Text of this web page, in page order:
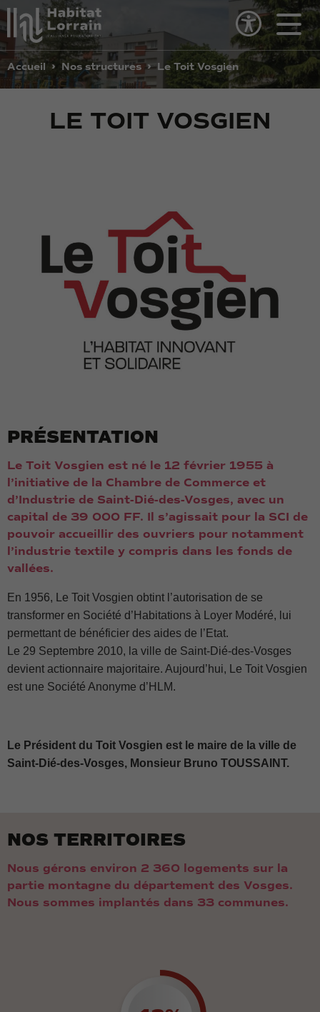
Contenu
principal
Accueil › Nos structures › Le Toit Vosgien
LE TOIT VOSGIEN
PRÉSENTATION
Le Toit Vosgien est né le 12 février 1955 à
l’initiative de la Chambre de Commerce et
d’Industrie de Saint-Dié-des-Vosges, avec un
capital de 39 000 FF. Il s’agissait pour la SCI de
pouvoir accueillir des ouvriers pour notamment
l’industrie textile y compris dans les fonds de
vallées.
En 1956, Le Toit Vosgien obtint l’autorisation de se
transformer en Société d’Habitations à Loyer Modéré, lui
permettant de bénéficier des aides de l’Etat.
Le 29 Septembre 2010, la ville de Saint-Dié-des-Vosges
devient actionnaire majoritaire. Aujourd’hui, Le Toit Vosgien
est une Société Anonyme d’HLM.
Le Président du Toit Vosgien est le maire de la ville de
Saint-Dié-des-Vosges, Monsieur Bruno TOUSSAINT.
NOS TERRITOIRES
Nous gérons environ 2 360 logements sur la
partie montagne du département des Vosges.
Nous sommes implantés dans 33 communes.